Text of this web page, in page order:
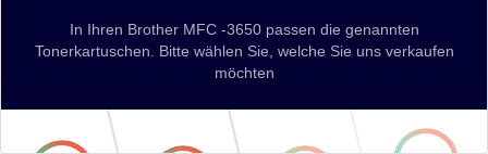
In Ihren Brother MFC -3650 passen die genannten
Tonerkartuschen. Bitte wählen Sie, welche Sie uns verkaufen
möchten